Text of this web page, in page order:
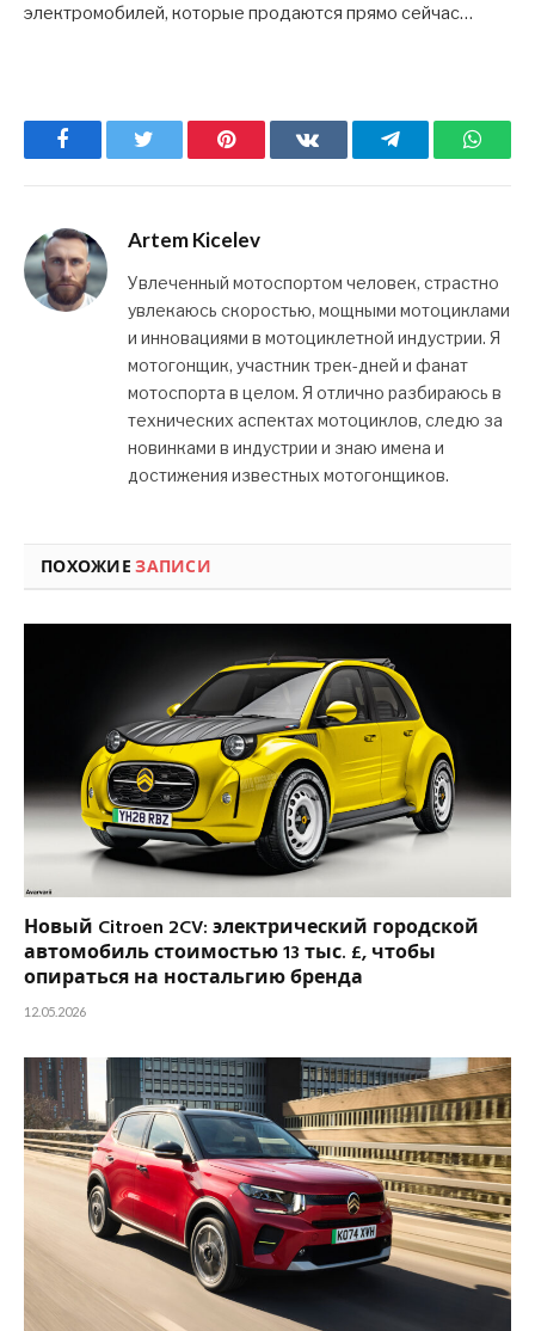
электромобилей, которые продаются прямо сейчас…
Facebook Pinterest ВКонтактеTelegram
Artem Kicelev
Увлеченный мотоспортом человек, страстно
увлекаюсь скоростью, мощными мотоциклами
и инновациями в мотоциклетной индустрии. Я
мотогонщик, участник трек-дней и фанат
мотоспорта в целом. Я отлично разбираюсь в
технических аспектах мотоциклов, следю за
новинками в индустрии и знаю имена и
достижения известных мотогонщиков.
ПОХОЖИЕЗАПИСИ
Новый Citroen 2CV: электрический городской
автомобиль стоимостью 13 тыс. £, чтобы
опираться на ностальгию бренда
12.05.2026